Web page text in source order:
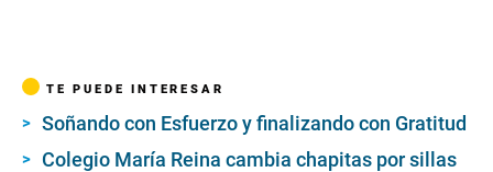
TE PUEDE INTERESAR
Soñando con Esfuerzo y finalizando con Gratitud
Colegio María Reina cambia chapitas por sillas